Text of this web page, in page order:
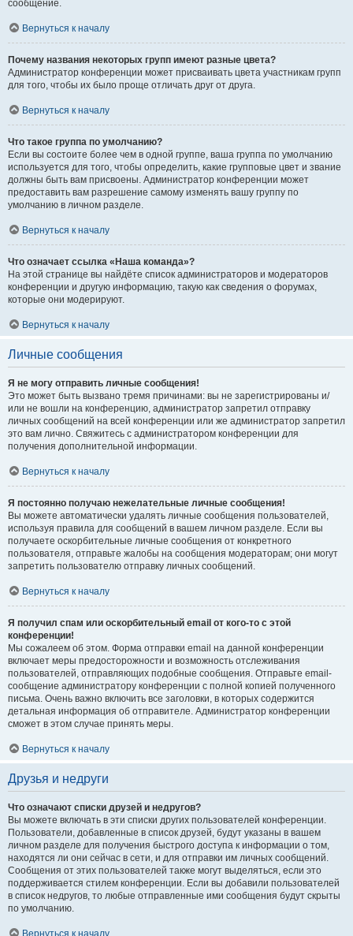
сообщение.
Вернуться к началу
Почему названия некоторых групп имеют разные цвета?
Администратор конференции может присваивать цвета участникам групп
для того, чтобы их было проще отличать друг от друга.
Вернуться к началу
Что такое группа по умолчанию?
Если вы состоите более чем в одной группе, ваша группа по умолчанию
используется для того, чтобы определить, какие групповые цвет и звание
должны быть вам присвоены. Администратор конференции может
предоставить вам разрешение самому изменять вашу группу по
умолчанию в личном разделе.
Вернуться к началу
Что означает ссылка «Наша команда»?
На этой странице вы найдёте список администраторов и модераторов
конференции и другую информацию, такую как сведения о форумах,
которые они модерируют.
Вернуться к началу
Личные сообщения
Я не могу отправить личные сообщения!
Это может быть вызвано тремя причинами: вы не зарегистрированы и/
или не вошли на конференцию, администратор запретил отправку
личных сообщений на всей конференции или же администратор запретил
это вам лично. Свяжитесь с администратором конференции для
получения дополнительной информации.
Вернуться к началу
Я постоянно получаю нежелательные личные сообщения!
Вы можете автоматически удалять личные сообщения пользователей,
используя правила для сообщений в вашем личном разделе. Если вы
получаете оскорбительные личные сообщения от конкретного
пользователя, отправьте жалобы на сообщения модераторам; они могут
запретить пользователю отправку личных сообщений.
Вернуться к началу
Я получил спам или оскорбительный email от кого-то с этой
конференции!
Мы сожалеем об этом. Форма отправки email на данной конференции
включает меры предосторожности и возможность отслеживания
пользователей, отправляющих подобные сообщения. Отправьте email-
сообщение администратору конференции с полной копией полученного
письма. Очень важно включить все заголовки, в которых содержится
детальная информация об отправителе. Администратор конференции
сможет в этом случае принять меры.
Вернуться к началу
Друзья и недруги
Что означают списки друзей и недругов?
Вы можете включать в эти списки других пользователей конференции.
Пользователи, добавленные в список друзей, будут указаны в вашем
личном разделе для получения быстрого доступа к информации о том,
находятся ли они сейчас в сети, и для отправки им личных сообщений.
Сообщения от этих пользователей также могут выделяться, если это
поддерживается стилем конференции. Если вы добавили пользователей
в список недругов, то любые отправленные ими сообщения будут скрыты
по умолчанию.
Вернуться к началу